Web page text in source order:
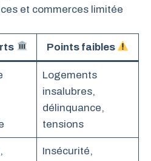
et commerces limitée
Points faibles
Logements
insalubres,
délinquance,
tensions
Insécurité,